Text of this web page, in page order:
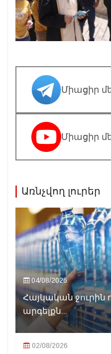
Միացիր
Միացիր
Առնչվող լուրեր
04/08/2026
Հայկական ջուրին
արգելքն...
02/08/2026